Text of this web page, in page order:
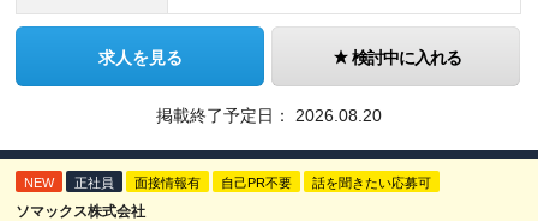
求人を見る 検討中に入れる
掲載終了予定日： 2026.08.20
NEW 正社員 面接情報有 自己PR不要 話を聞きたい応募可
ソマックス株式会社